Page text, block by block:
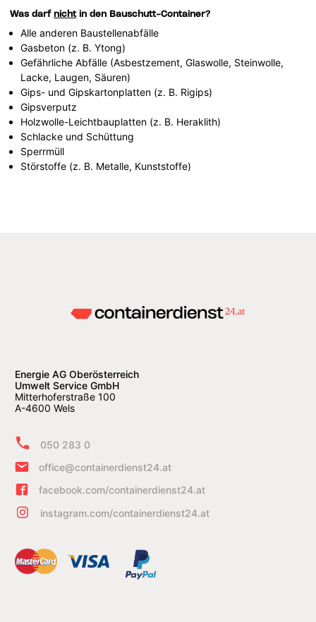
Was darf nichtin den Bauschutt-Container?
Alle anderen Baustellenabfälle
Gasbeton (z. B. Ytong)
Gefährliche Abfälle (Asbestzement, Glaswolle, Steinwolle,
Lacke, Laugen, Säuren)
Gips- und Gipskartonplatten (z. B. Rigips)
Gipsverputz
Holzwolle-Leichtbauplatten (z. B. Heraklith)
Schlacke und Schüttung
Sperrmüll
Störstoffe (z. B. Metalle, Kunststoffe)
Energie AG Oberösterreich
Umwelt Service GmbH
Mitterhoferstraße 100
A-4600 Wels
050 283 0
office@containerdienst24.at
facebook.com/containerdienst24.at
instagram.com/containerdienst24.at